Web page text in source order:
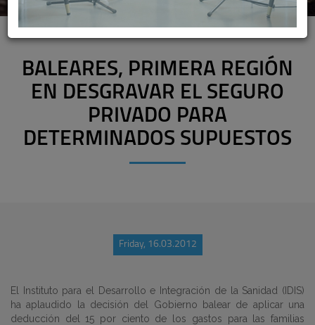
BALEARES, PRIMERA REGIÓN
EN DESGRAVAR EL SEGURO
PRIVADO PARA
DETERMINADOS SUPUESTOS
Friday, 16.03.2012
El Instituto para el Desarrollo e Integración de la Sanidad (IDIS)
ha aplaudido la decisión del Gobierno balear de aplicar una
deducción del 15 por ciento de los gastos para las familias